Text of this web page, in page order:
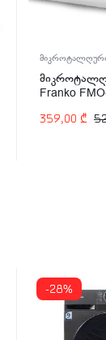
Franko
359,00 ₾
-28%